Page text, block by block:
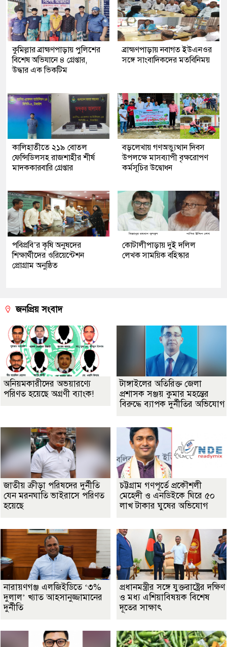
কুমিল্লার ব্রাহ্মণপাড়ায় পুলিশের
বিশেষ অভিযানে ৪ গ্রেপ্তার,
উদ্ধার এক ভিকটিম
ব্রাহ্মণপাড়ায় নবাগত ইউএনওর
সঙ্গে সাংবাদিকদের মতবিনিময়
কালিহাতীতে ২১৯ বোতল
ফেন্সিডিলসহ রাজশাহীর শীর্ষ
মাদককারবারি গ্রেপ্তার
বড়লেখায় গণঅভ্যুত্থান দিবস
উপলক্ষে মাসব্যাপী বৃক্ষরোপণ
কর্মসূচির উদ্বোধন
পবিপ্রবি’র কৃষি অনুষদের
শিক্ষার্থীদের ওরিয়েন্টেশন
প্রোগ্রাম অনুষ্ঠিত
কোটালীপাড়ায় দুই দলিল
লেখক সাময়িক বহিস্কার
জনপ্রিয় সংবাদ
অনিয়মকারীদের অভয়ারণ্যে
পরিণত হয়েছে অগ্রণী ব্যাংক!
টাঙ্গাইলের অতিরিক্ত জেলা
প্রশাসক সঞ্জয় কুমার মহন্তের
বিরুদ্ধে ব্যাপক দুর্নীতির অভিযোগ
জাতীয় ক্রীড়া পরিষদের দুর্নীতি
যেন মরনঘাতি ভাইরাসে পরিণত
হয়েছে
চট্টগ্রাম গণপূর্তে প্রকৌশলী
মেহেদী ও এনডিইকে ঘিরে ৫০
লাখ টাকার ঘুষের অভিযোগ
নারায়ণগঞ্জ এলজিইডিতে ‘৩%
দুলাল’ খ্যাত আহসানুজ্জামানের
দুর্নীতি
প্রধানমন্ত্রীর সঙ্গে যুক্তরাষ্ট্রের দক্ষিণ
ও মধ্য এশিয়াবিষয়ক বিশেষ
দূতের সাক্ষাৎ